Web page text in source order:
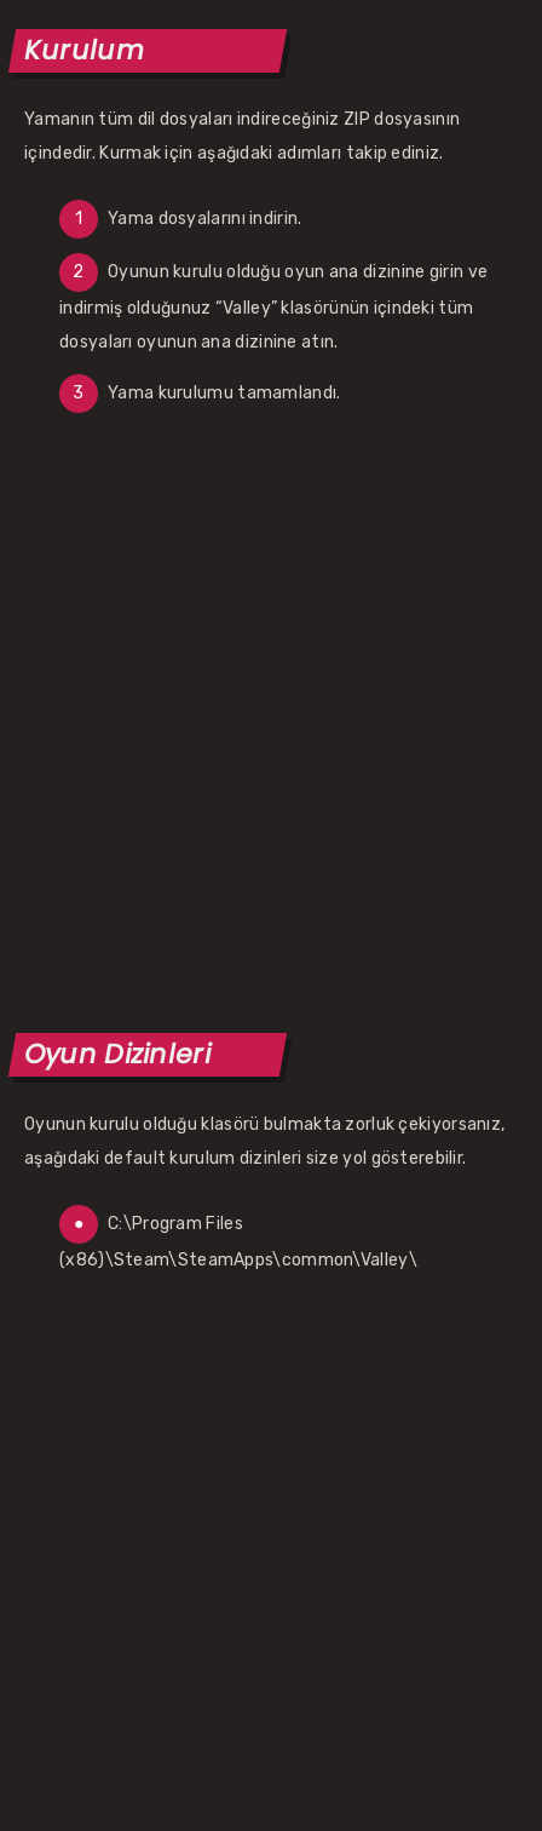
Kurulum
Yamanın tüm dil dosyaları indireceğiniz ZIP dosyasının
içindedir. Kurmak için aşağıdaki adımları takip ediniz.
Yama dosyalarını indirin.
Oyunun kurulu olduğu oyun ana dizinine girin ve
indirmiş olduğunuz “Valley” klasörünün içindeki tüm
dosyaları oyunun ana dizinine atın.
Yama kurulumu tamamlandı.
Oyun Dizinleri
Oyunun kurulu olduğu klasörü bulmakta zorluk çekiyorsanız,
aşağıdaki default kurulum dizinleri size yol gösterebilir.
C:\Program Files
(x86)\Steam\SteamApps\common\Valley\